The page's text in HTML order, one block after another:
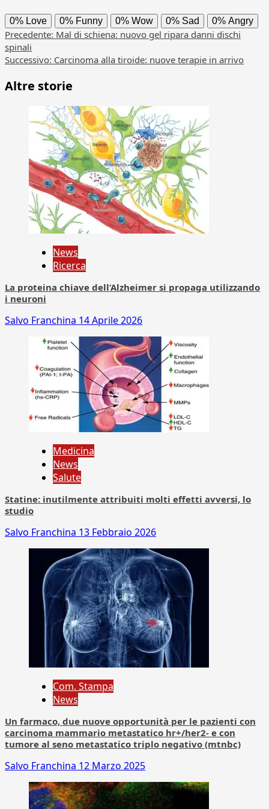
0% Love 0% Funny 0% Wow 0% Sad 0% Angry
Navigazione
articolo
Precedente: Mal di schiena: nuovo gel ripara danni dischi
spinali
Successivo: Carcinoma alla tiroide: nuove terapie in arrivo
Altre storie
News
Ricerca
La proteina chiave dell’Alzheimer si propaga utilizzando
i neuroni
Salvo Franchina 14 Aprile 2026
Medicina
News
Salute
Statine: inutilmente attribuiti molti effetti avversi, lo
studio
Salvo Franchina 13 Febbraio 2026
Com. Stampa
News
Un farmaco, due nuove opportunità per le pazienti con
carcinoma mammario metastatico hr+/her2- e con
tumore al seno metastatico triplo negativo (mtnbc)
Salvo Franchina 12 Marzo 2025